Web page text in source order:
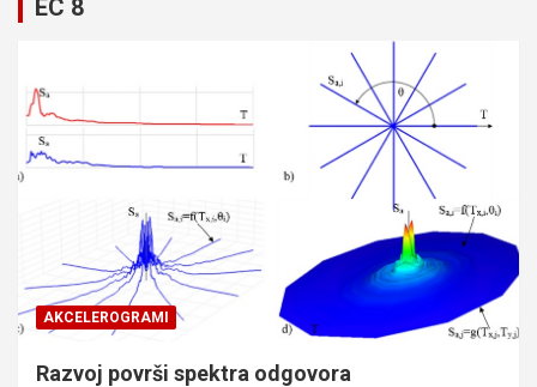
EC 8
AKCELEROGRAMI
Razvoj površi spektra odgovora